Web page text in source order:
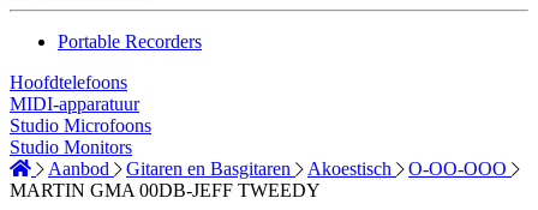
Portable Recorders
Hoofdtelefoons
MIDI-apparatuur
Studio Microfoons
Studio Monitors
Aanbod
Gitaren en Basgitaren Akoestisch
O-OO-OOO
MARTIN GMA 00DB-JEFF TWEEDY